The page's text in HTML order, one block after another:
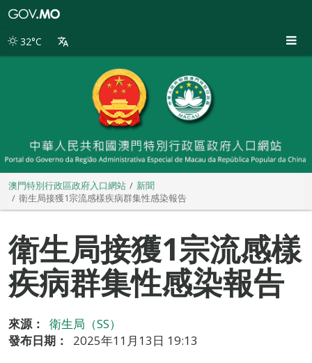
別
32°C
澳門特別行政區政府入口網站
新聞
衛生局接獲1宗流感樣疾病群集性感染報告
衛生局接獲1宗流感樣
疾病群集性感染報告
來源：
衛生局（SS）
發布日期：
2025年11月13日 19:13